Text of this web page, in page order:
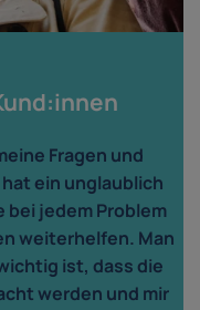
Fragen und
ein unglaublich
bei jedem Problem
weiterhelfen. Man
ist, dass die
werden und mir